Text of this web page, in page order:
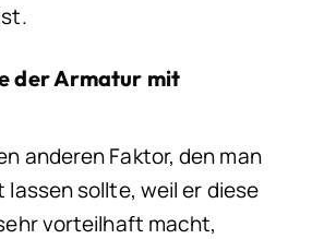
der Armatur mit
anderen Faktor, den man
sollte, weil er diese
vorteilhaft macht,